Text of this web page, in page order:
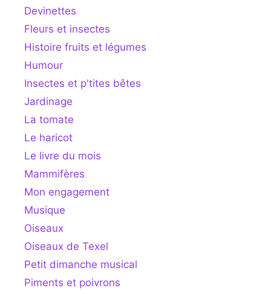
Devinettes
Fleurs et insectes
Histoire fruits et légumes
Humour
Insectes et p'tites bêtes
Jardinage
La tomate
Le haricot
Le livre du mois
Mammifères
Mon engagement
Musique
Oiseaux
Oiseaux de Texel
Petit dimanche musical
Piments et poivrons